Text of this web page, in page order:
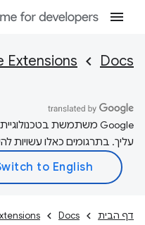
Docs
Extensions
עליך. בתרגומים כאלו עשויות
דף הבית Docs